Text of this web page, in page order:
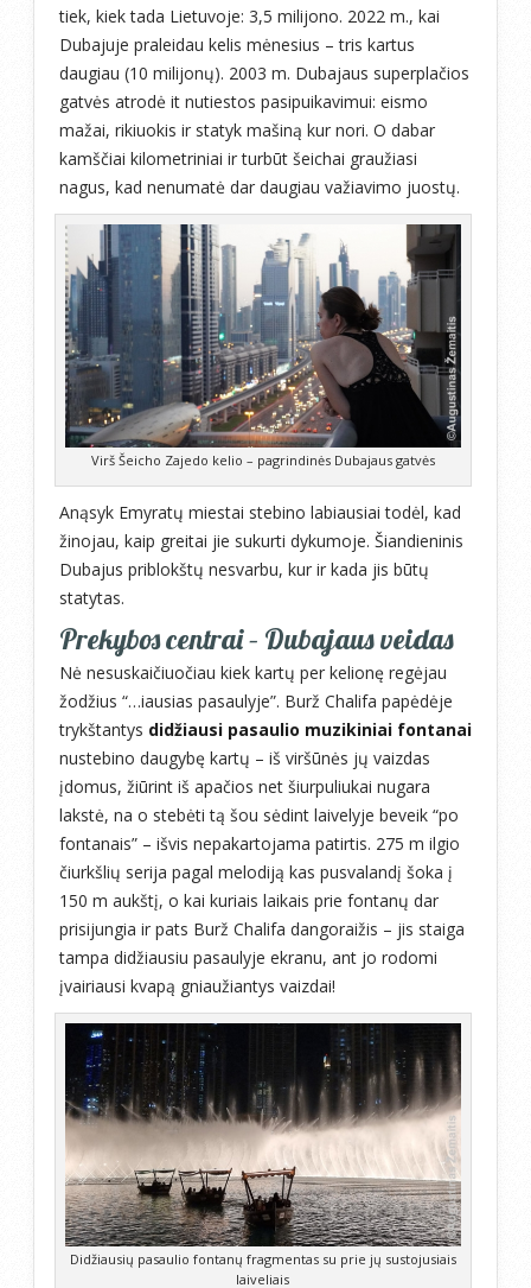
tiek, kiek tada Lietuvoje: 3,5 milijono. 2022 m., kai
Dubajuje praleidau kelis mėnesius – tris kartus
daugiau (10 milijonų). 2003 m. Dubajaus superplačios
gatvės atrodė it nutiestos pasipuikavimui: eismo
mažai, rikiuokis ir statyk mašiną kur nori. O dabar
kamščiai kilometriniai ir turbūt šeichai graužiasi
nagus, kad nenumatė dar daugiau važiavimo juostų.
Virš Šeicho Zajedo kelio – pagrindinės Dubajaus gatvės
Anąsyk Emyratų miestai stebino labiausiai todėl, kad
žinojau, kaip greitai jie sukurti dykumoje. Šiandieninis
Dubajus priblokštų nesvarbu, kur ir kada jis būtų
statytas.
Prekybos centrai – Dubajaus veidas
Nė nesuskaičiuočiau kiek kartų per kelionę regėjau
žodžius “…iausias pasaulyje”. Burž Chalifa papėdėje
trykštantys didžiausi pasaulio muzikiniai fontanai
nustebino daugybę kartų – iš viršūnės jų vaizdas
įdomus, žiūrint iš apačios net šiurpuliukai nugara
lakstė, na o stebėti tą šou sėdint laivelyje beveik “po
fontanais” – išvis nepakartojama patirtis. 275 m ilgio
čiurkšlių serija pagal melodiją kas pusvalandį šoka į
150 m aukštį, o kai kuriais laikais prie fontanų dar
prisijungia ir pats Burž Chalifa dangoraižis – jis staiga
tampa didžiausiu pasaulyje ekranu, ant jo rodomi
įvairiausi kvapą gniaužiantys vaizdai!
Didžiausių pasaulio fontanų fragmentas su prie jų sustojusiais
laiveliais